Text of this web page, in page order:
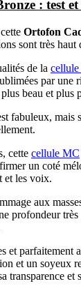
: test et
Ortofon
sont très haut
de la
par une
beau et plus
fabuleux, mais
cette cellule MC
un coté
et les voix.
aux
profondeur
et parfaitement
et un soyeux
transparence et